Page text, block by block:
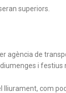
superiors.
de
i festius
com